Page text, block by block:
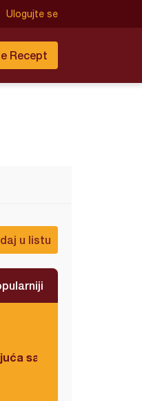
Ulogujte se
Recept
u listu
salata